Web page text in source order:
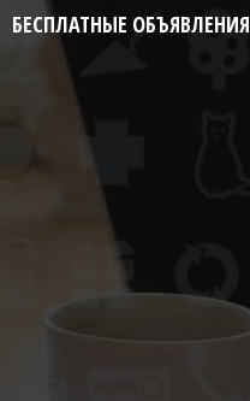
БЕСПЛАТНЫЕ ОБЪЯВЛЕНИЯ